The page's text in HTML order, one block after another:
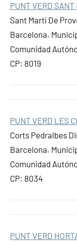
PUNT VERD SANT
Sant Martí De
Barcelona.
Comunidad
CP: 8019
PUNT VERD LES
Corts Pedralbes
Barcelona.
Comunidad
CP: 8034
PUNT VERD